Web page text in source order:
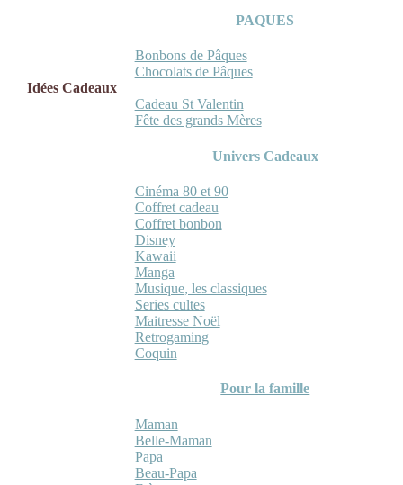
PAQUES
Bonbons de Pâques
Chocolats de Pâques
Idées Cadeaux
Cadeau St Valentin
Fête des grands Mères
Univers Cadeaux
Cinéma 80 et 90
Coffret cadeau
Coffret bonbon
Disney
Kawaii
Manga
Musique, les classiques
Series cultes
Maitresse Noël
Retrogaming
Coquin
Pour la famille
Maman
Belle-Maman
Papa
Beau-Papa